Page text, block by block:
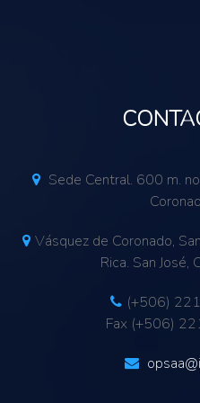
Sede Central. 600 m.
Vásquez de Coronado,
Rica. San José,
(+506)
Fax (+506)